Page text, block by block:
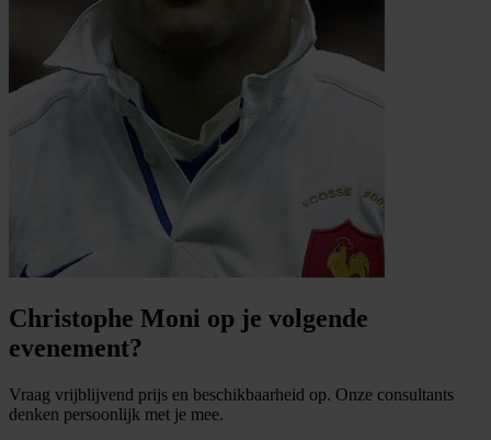
Christophe Moni op je volgende
evenement?
Vraag vrijblijvend prijs en beschikbaarheid op. Onze consultants
denken persoonlijk met je mee.